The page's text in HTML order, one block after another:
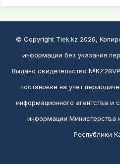
© Copyright Tiek.kz 2026,
информации без указания
Выдано свидетельство
постановке на учет
информационного агентства и
информации Министерства
Республики